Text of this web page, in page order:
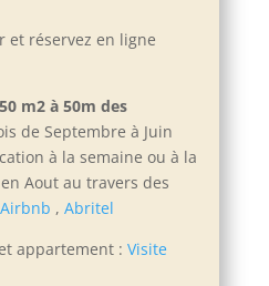
et réservez en ligne
m2 à 50m des
de Septembre à Juin
à la semaine ou à la
Aout au travers des
Airbnb , Abritel
appartement : Visite